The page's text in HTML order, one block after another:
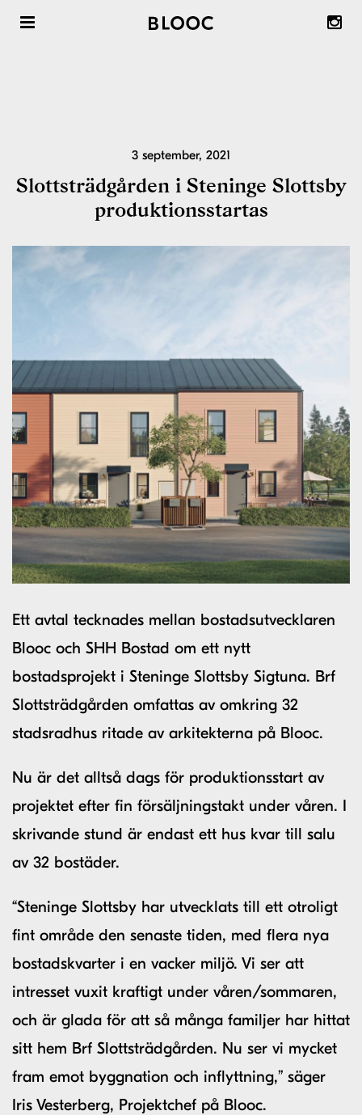
Om Blooc
Önska Område ™
Inspiration & reportage
3 september, 2021
Slottsträdgården i Steninge Slottsby
produktionsstartas
Ett avtal tecknades mellan bostadsutvecklaren
Blooc och SHH Bostad om ett nytt
bostadsprojekt i Steninge Slottsby Sigtuna. Brf
Slottsträdgården omfattas av omkring 32
stadsradhus ritade av arkitekterna på Blooc.
Nu är det alltså dags för produktionsstart av
projektet efter fin försäljningstakt under våren. I
skrivande stund är endast ett hus kvar till salu
av 32 bostäder.
“Steninge Slottsby har utvecklats till ett otroligt
fint område den senaste tiden, med flera nya
bostadskvarter i en vacker miljö. Vi ser att
intresset vuxit kraftigt under våren/sommaren,
och är glada för att så många familjer har hittat
sitt hem Brf Slottsträdgården. Nu ser vi mycket
fram emot byggnation och inflyttning,” säger
Iris Vesterberg, Projektchef på Blooc.